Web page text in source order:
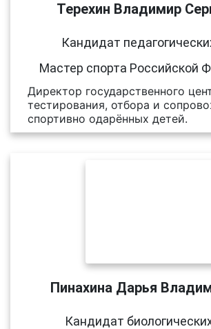
Терехин Владимир
Кандидат
Мастер спорта Российской
Директор государственного
тестирования, отбора и
спортивно одарённых детей.
Пинахина Дарья
Кандидат